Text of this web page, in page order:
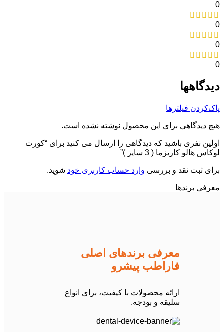
0
0
0
0
دیدگاهها
پاک‌کردن فیلترها
هیچ دیدگاهی برای این محصول نوشته نشده است.
اولین نفری باشید که دیدگاهی را ارسال می کنید برای “کورت
لوکاس هالو کاریزما ( 3 سایز )”
برای ثبت نقد و بررسی وارد حساب کاربری خود شوید.
معرفی برند‌ها
معرفی برندهای اصلی
فاراطب پیشرو
ارائه محصولات با کیفیت، برای انواع
سلیقه و بودجه.